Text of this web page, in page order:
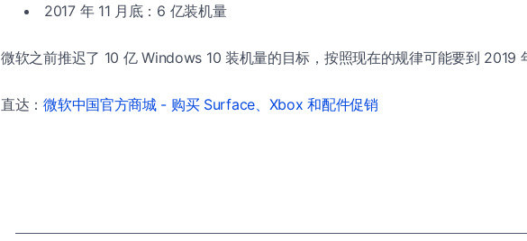
2017 年 11 月底：6 亿装机量
微软之前推迟了 10 亿 Windows 10 装机量的目标，按照现在的规律可能要到 2019
直达：微软中国官方商城 - 购买 Surface、Xbox 和配件促销